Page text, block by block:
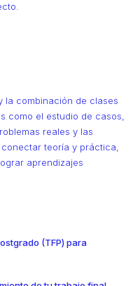
la combinación de clases
como el estudio de casos,
reales y las
teoría y práctica,
aprendizajes
(TFP) para